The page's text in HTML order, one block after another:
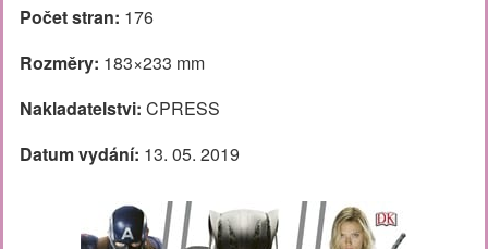
Počet stran: 176
Rozměry: 183×233 mm
Nakladatelstvi: CPRESS
Datum vydání: 13. 05. 2019